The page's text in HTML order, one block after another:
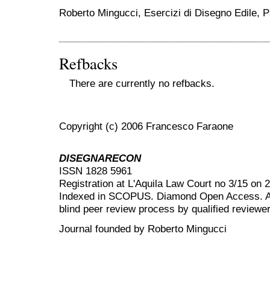
Roberto Mingucci, Esercizi di Disegno Edile,
Refbacks
There are currently no refbacks.
Copyright (c) 2006 Francesco Faraone
DISEGNARECON
ISSN 1828 5961
Registration at L'Aquila Law Court no 3/15 on
Indexed in SCOPUS. Diamond Open Access.
blind peer reviewprocess by qualified
Journal founded by Roberto Mingucci